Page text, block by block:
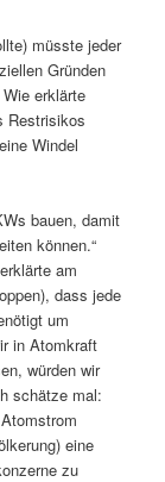
müsste jeder
Gründen
erklärte
Restrisikos
Windel
bauen, damit
können.“
am
dass jede
um
in Atomkraft
würden wir
schätze mal:
eine
zu